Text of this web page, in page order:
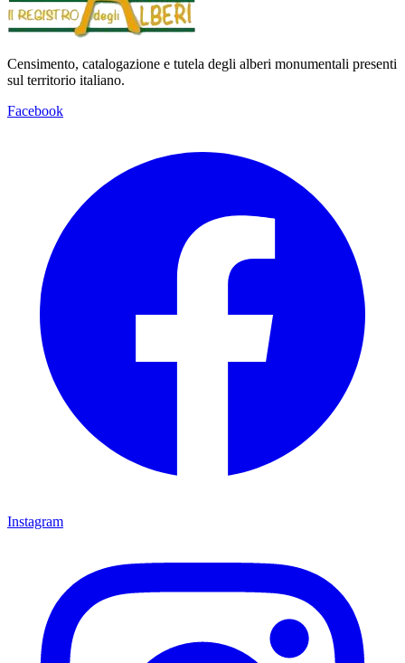
Censimento, catalogazione e tutela degli alberi monumentali presenti
sul territorio italiano.
Facebook
Instagram